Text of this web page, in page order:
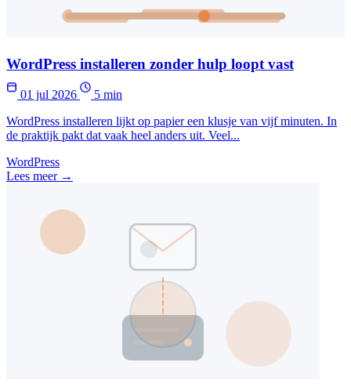
WordPress installeren zonder hulp loopt vast
01 jul 2026
5 min
WordPress installeren lijkt op papier een klusje van vijf minuten. In
de praktijk pakt dat vaak heel anders uit. Veel...
WordPress
Lees meer →